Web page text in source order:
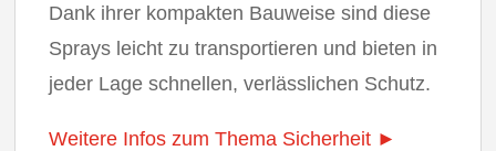
Dank ihrer kompakten Bauweise sind diese
Sprays leicht zu transportieren und bieten in
jeder Lage schnellen, verlässlichen Schutz.
Weitere Infos zum Thema Sicherheit ►